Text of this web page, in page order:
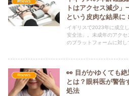
トはアクセス減少」
という皮肉な結果
イギリスで2023年に成立
安全法」。未成年のアク
のプラットフォームに対し
#news
👀 目がかゆくても
とは？眼科医が警告
処法